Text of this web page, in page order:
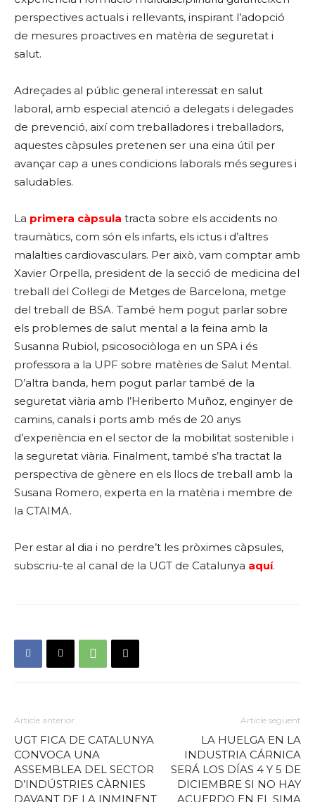
perspectives actuals i rellevants, inspirant l’adopció
de mesures proactives en matèria de seguretat i
salut.
Adreçades al públic general interessat en salut
laboral, amb especial atenció a delegats i delegades
de prevenció, així com treballadores i treballadors,
aquestes càpsules pretenen ser una eina útil per
avançar cap a unes condicions laborals més segures i
saludables.
La primera càpsula tracta sobre els accidents no
traumàtics, com són els infarts, els ictus i d’altres
malalties cardiovasculars. Per això, vam comptar amb
Xavier Orpella, president de la secció de medicina del
treball del Col·legi de Metges de Barcelona, metge
del treball de BSA. També hem pogut parlar sobre
els problemes de salut mental a la feina amb la
Susanna Rubiol, psicosociòloga en un SPA i és
professora a la UPF sobre matèries de Salut Mental.
D’altra banda, hem pogut parlar també de la
seguretat viària amb l’Heriberto Muñoz, enginyer de
camins, canals i ports amb més de 20 anys
d’experiència en el sector de la mobilitat sostenible i
la seguretat viària. Finalment, també s’ha tractat la
perspectiva de gènere en els llocs de treball amb la
Susana Romero, experta en la matèria i membre de
la CTAIMA.
Per estar al dia i no perdre’t les pròximes càpsules,
subscriu-te al canal de la UGT de Catalunya aquí.
Article anterior
UGT FICA DE CATALUNYA
CONVOCA UNA
ASSEMBLEA DEL SECTOR
D’INDÚSTRIES CÀRNIES
DAVANT DE LA INMINENT
Article següent
LA HUELGA EN LA
INDUSTRIA CÁRNICA
SERÁ LOS DÍAS 4 Y 5 DE
DICIEMBRE SI NO HAY
ACUERDO EN EL SIMA